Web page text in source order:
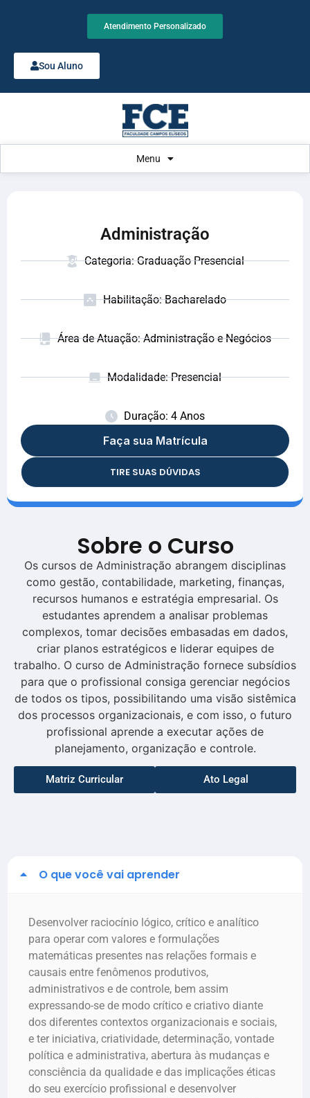
Atendimento Personalizado
Sou Aluno
Menu
Sobre o Curso
Os cursos de Administração abrangem disciplinas
como gestão, contabilidade, marketing, finanças,
recursos humanos e estratégia empresarial. Os
estudantes aprendem a analisar problemas
complexos, tomar decisões embasadas em dados,
criar planos estratégicos e liderar equipes de
trabalho. O curso de Administração fornece subsídios
para que o profissional consiga gerenciar negócios
de todos os tipos, possibilitando uma visão sistêmica
dos processos organizacionais, e com isso, o futuro
profissional aprende a executar ações de
planejamento, organização e controle.
Matriz Curricular Ato Legal
Administração
Categoria: Graduação Presencial
Habilitação: Bacharelado
Área de Atuação: Administração e Negócios
Modalidade: Presencial
Duração: 4 Anos
Faça sua Matrícula
TIRE SUAS DÚVIDAS
O que você vai aprender
Desenvolver raciocínio lógico, crítico e analítico
para operar com valores e formulações
matemáticas presentes nas relações formais e
causais entre fenômenos produtivos,
administrativos e de controle, bem assim
expressando-se de modo crítico e criativo diante
dos diferentes contextos organizacionais e sociais,
e ter iniciativa, criatividade, determinação, vontade
política e administrativa, abertura às mudanças e
consciência da qualidade e das implicações éticas
do seu exercício profissional e desenvolver